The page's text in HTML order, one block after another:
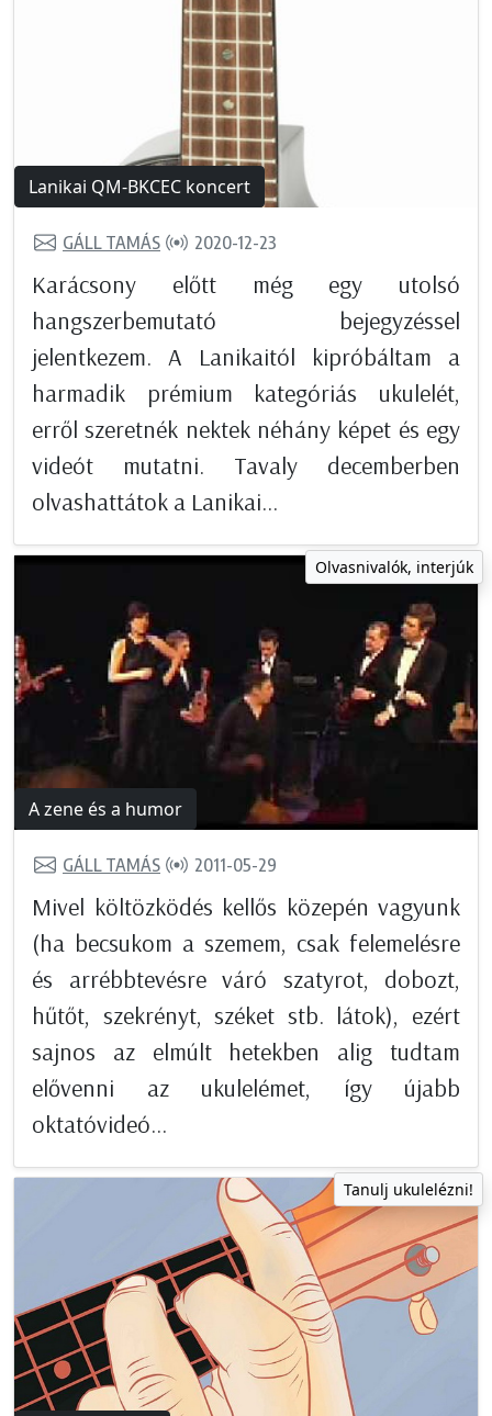
Lanikai QM-BKCEC koncert
GÁLL TAMÁS 2020-12-23
Karácsony előtt még egy utolsó
hangszerbemutató bejegyzéssel
jelentkezem. A Lanikaitól kipróbáltam a
harmadik prémium kategóriás ukulelét,
erről szeretnék nektek néhány képet és egy
videót mutatni. Tavaly decemberben
olvashattátok a Lanikai...
Olvasnivalók, interjúk
A zene és a humor
GÁLL TAMÁS 2011-05-29
Mivel költözködés kellős közepén vagyunk
(ha becsukom a szemem, csak felemelésre
és arrébbtevésre váró szatyrot, dobozt,
hűtőt, szekrényt, széket stb. látok), ezért
sajnos az elmúlt hetekben alig tudtam
elővenni az ukulelémet, így újabb
oktatóvideó...
Tanulj ukulelézni!